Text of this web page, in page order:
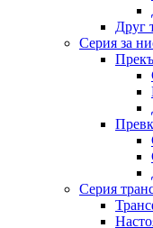
Друг
Серия за
Серия